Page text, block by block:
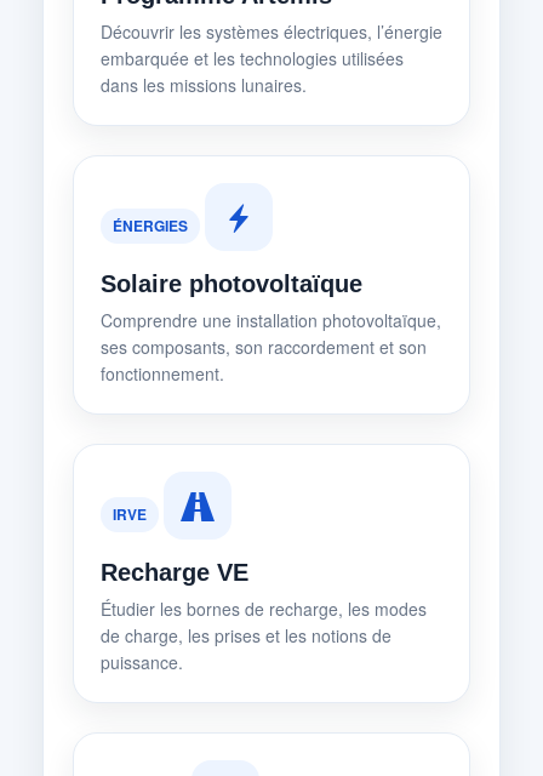
Découvrir les systèmes électriques, l’énergie
embarquée et les technologies utilisées
dans les missions lunaires.
ÉNERGIES
Solaire photovoltaïque
Comprendre une installation photovoltaïque,
ses composants, son raccordement et son
fonctionnement.
IRVE
Recharge VE
Étudier les bornes de recharge, les modes
de charge, les prises et les notions de
puissance.